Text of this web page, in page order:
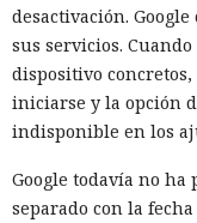
desactivación.
sus servicios.
dispositivo
iniciarse y la opción
indisponible en los
Google todavía no
separado con la